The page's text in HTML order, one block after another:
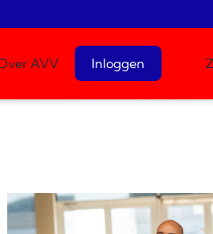
AVV Inloggen